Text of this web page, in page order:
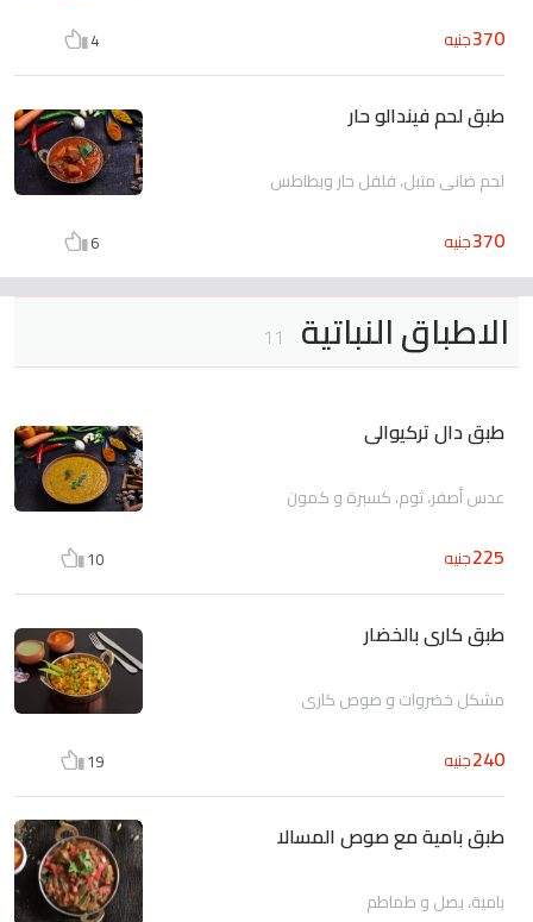
370جنيه 4
طبق لحم فيندالو حار
لحم ضانى متبل، فلفل حار وبطاطس
370جنيه 6
الاطباق النباتية 11
طبق دال تركيوالى
عدس أصفر، ثوم، كسبرة و كمون
225جنيه 10
طبق كارى بالخضار
مشكل خضروات و صوص كاري
240جنيه 19
طبق بامية مع صوص المسالا
بامية، بصل و طماطم